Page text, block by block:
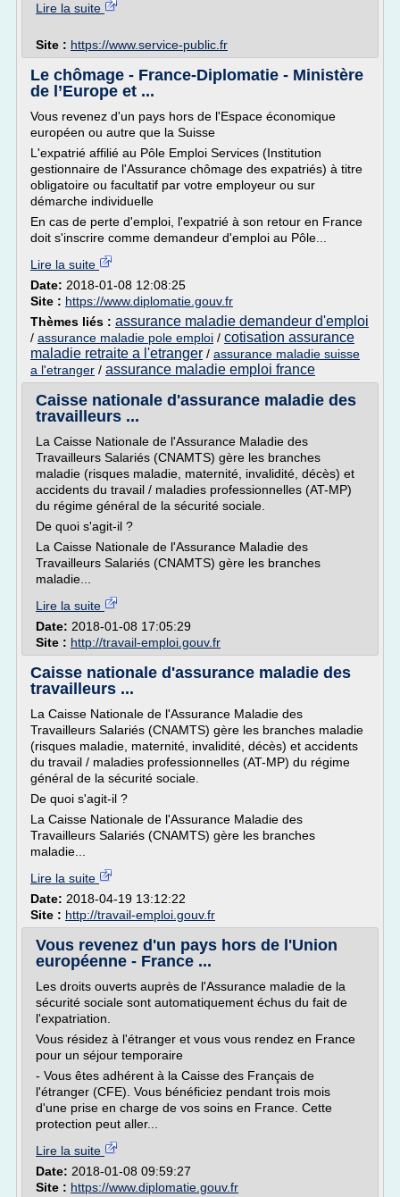
Lire la suite
Site : https://www.service-public.fr
Le chômage - France-Diplomatie - Ministère
de l’Europe et ...
Vous revenez d'un pays hors de l'Espace économique
européen ou autre que la Suisse
L'expatrié affilié au Pôle Emploi Services (Institution
gestionnaire de l'Assurance chômage des expatriés) à titre
obligatoire ou facultatif par votre employeur ou sur
démarche individuelle
En cas de perte d'emploi, l'expatrié à son retour en France
doit s'inscrire comme demandeur d'emploi au Pôle...
Lire la suite
Date: 2018-01-08 12:08:25
Site : https://www.diplomatie.gouv.fr
Thèmes liés : assurance maladie demandeur d'emploi
/ assurance maladie pole emploi / cotisation assurance
maladie retraite a l'etranger / assurance maladie suisse
a l'etranger / assurance maladie emploi france
Caisse nationale d'assurance maladie des
travailleurs ...
La Caisse Nationale de l'Assurance Maladie des
Travailleurs Salariés (CNAMTS) gère les branches
maladie (risques maladie, maternité, invalidité, décès) et
accidents du travail / maladies professionnelles (AT-MP)
du régime général de la sécurité sociale.
De quoi s'agit-il ?
La Caisse Nationale de l'Assurance Maladie des
Travailleurs Salariés (CNAMTS) gère les branches
maladie...
Lire la suite
Date: 2018-01-08 17:05:29
Site : http://travail-emploi.gouv.fr
Caisse nationale d'assurance maladie des
travailleurs ...
La Caisse Nationale de l'Assurance Maladie des
Travailleurs Salariés (CNAMTS) gère les branches maladie
(risques maladie, maternité, invalidité, décès) et accidents
du travail / maladies professionnelles (AT-MP) du régime
général de la sécurité sociale.
De quoi s'agit-il ?
La Caisse Nationale de l'Assurance Maladie des
Travailleurs Salariés (CNAMTS) gère les branches
maladie...
Lire la suite
Date: 2018-04-19 13:12:22
Site : http://travail-emploi.gouv.fr
Vous revenez d'un pays hors de l'Union
européenne - France ...
Les droits ouverts auprès de l'Assurance maladie de la
sécurité sociale sont automatiquement échus du fait de
l'expatriation.
Vous résidez à l'étranger et vous vous rendez en France
pour un séjour temporaire
- Vous êtes adhérent à la Caisse des Français de
l'étranger (CFE). Vous bénéficiez pendant trois mois
d'une prise en charge de vos soins en France. Cette
protection peut aller...
Lire la suite
Date: 2018-01-08 09:59:27
Site : https://www.diplomatie.gouv.fr